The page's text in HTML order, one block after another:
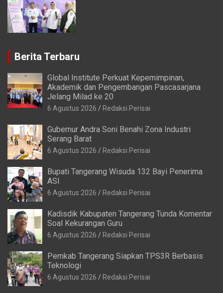
Berita Terbaru
Global Institute Perkuat Kepemimpinan,
Akademik dan Pengembangan Pascasarjana
Jelang Milad ke 20
6 Agustus 2026 Redaksi Perisai
Gubernur Andra Soni Benahi Zona Industri
Serang Barat
6 Agustus 2026 Redaksi Perisai
Bupati Tangerang Wisuda 132 Bayi Penerima
ASI
6 Agustus 2026 Redaksi Perisai
Kadisdik Kabupaten Tangerang Tunda Komentar
Soal Kekurangan Guru
6 Agustus 2026 Redaksi Perisai
Pemkab Tangerang Siapkan TPS3R Berbasis
Teknologi
6 Agustus 2026 Redaksi Perisai